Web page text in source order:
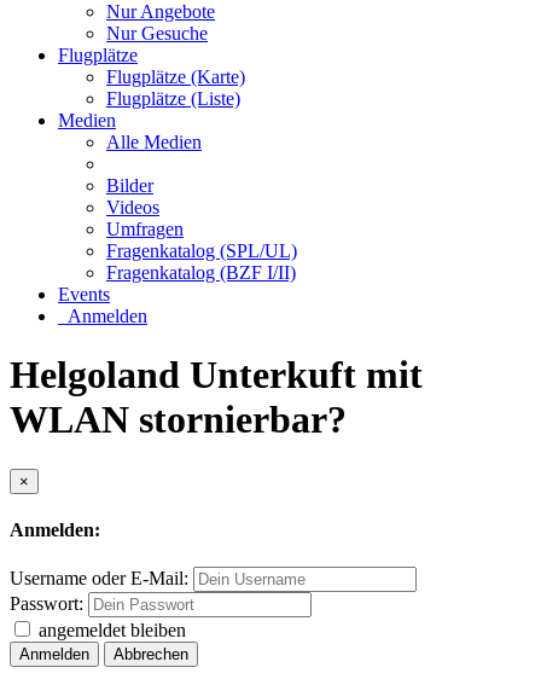
Nur Angebote
Nur Gesuche
Flugplätze
Flugplätze (Karte)
Flugplätze (Liste)
Medien
Alle Medien
Bilder
Videos
Umfragen
Fragenkatalog (SPL/UL)
Fragenkatalog (BZF I/II)
Events
Anmelden
Helgoland Unterkuft mit
WLAN stornierbar?
×
Anmelden:
Username oder E-Mail:
Passwort:
angemeldet bleiben
Anmelden Abbrechen